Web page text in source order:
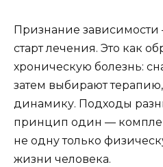
Признание
старт лечения. Это как
хроническую болезнь:
затем выбирают
динамику. Подходы
принцип один —
не одну только
жизни человека.